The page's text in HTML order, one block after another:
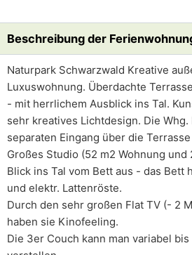
Beschreibung der
Naturpark Schwarzwald Kreative
Luxuswohnung. Überdachte
- mit herrlichem Ausblick ins Tal.
sehr kreatives Lichtdesign. Die
separaten Eingang über die
Großes Studio (52 m2 Wohnung
Blick ins Tal vom Bett aus - das Bett
und elektr. Lattenröste.
Durch den sehr großen Flat TV (- 2
haben sie Kinofeeling.
Die 3er Couch kann man variabel